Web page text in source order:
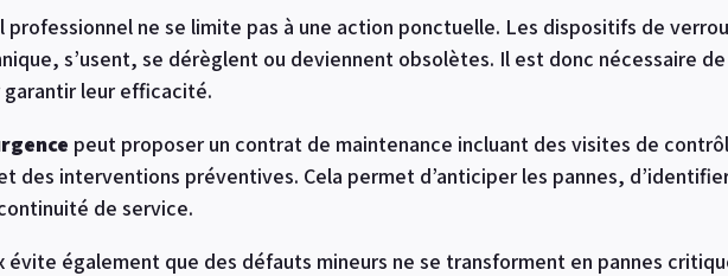
professionnel ne se limite pas à une action ponctuelle. Les dispositifs de
s’usent, se dérèglent ou deviennent obsolètes. Il est donc nécessaire
leur efficacité.
peut proposer un contrat de maintenance incluant des visites de
des interventions préventives. Cela permet d’anticiper les pannes,
de service.
évite également que des défauts mineurs ne se transforment en pannes